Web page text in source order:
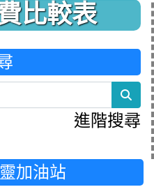
比較表
進階搜尋
加油站